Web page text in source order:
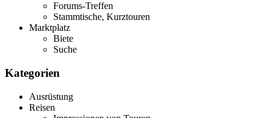
Forums-Treffen
Stammtische, Kurztouren
Marktplatz
Biete
Suche
Kategorien
Ausrüstung
Reisen